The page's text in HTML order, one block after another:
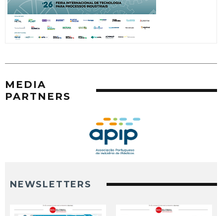
MEDIA
PARTNERS
NEWSLETTERS